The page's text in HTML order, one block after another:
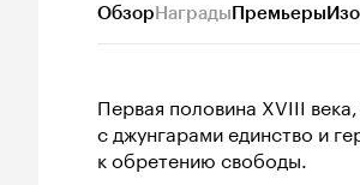
ОбзорНаградыПремьеры
Первая половина XVIII
с джунгарами единство и
к обретению свободы.